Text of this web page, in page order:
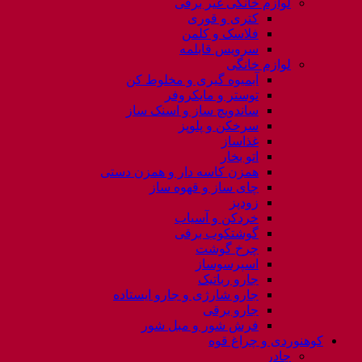
کتری و قوری
فلاسک و کلمن
سرویس قابلمه
لوازم خانگی
آبمیوه گیری و مخلوط کن
توستر و مایکروفر
ساندویچ ساز و اسنک ساز
سرخکن و پلوپز
غذاساز
اتو بخار
همزن کاسه دار و همزن دستی
چای ساز و قهوه ساز
زودپز
خردکن و آسیاب
گوشتکوب برقی
چرخ گوشت
اسپرسوساز
جارو رباتیک
جارو شارژی و جارو ایستاده
جارو برقی
فرش شور و مبل شور
کوهنوردی و چراغ قوه
چادر